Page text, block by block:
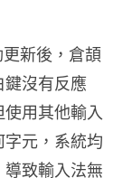
新後，倉頡
沒有反應
用其他輸入
元，系統均
致輸入法無